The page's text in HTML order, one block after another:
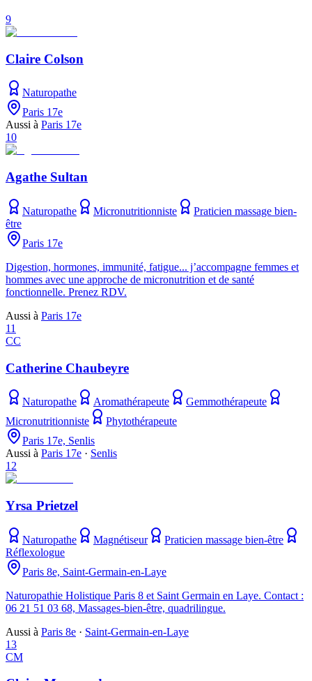
9
Claire Colson
Naturopathe
Paris 17e
Aussi à Paris 17e
10
Agathe Sultan
Naturopathe Micronutritionniste
Praticien massage bien-
être
Paris 17e
Digestion, hormones, immunité, fatigue... j’accompagne femmes et
hommes avec une approche de micronutrition et de santé
fonctionnelle. Prenez RDV.
Aussi à Paris 17e
11
CC
Catherine Chaubeyre
Naturopathe Aromathérapeute
Gemmothérapeute
Micronutritionniste
Phytothérapeute
Paris 17e, Senlis
Aussi à Paris 17e · Senlis
12
Yrsa Prietzel
Naturopathe Magnétiseur
Praticien massage bien-être
Réflexologue
Paris 8e, Saint-Germain-en-Laye
Naturopathie Holistique Paris 8 et Saint Germain en Laye. Contact :
06 21 51 03 68, Massages-bien-être, quadrilingue.
Aussi à Paris 8e · Saint-Germain-en-Laye
13
CM